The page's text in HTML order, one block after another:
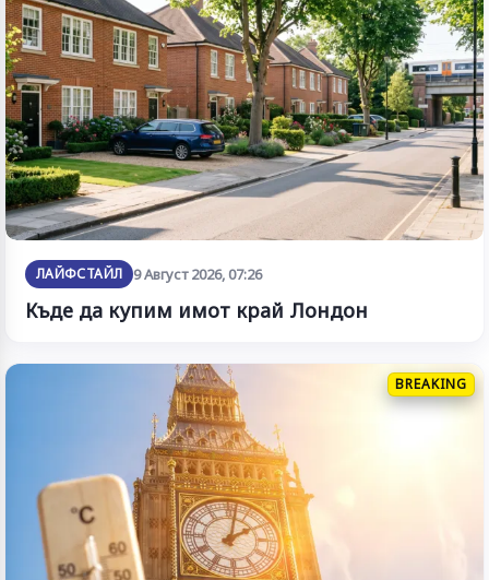
ЛАЙФСТАЙЛ 9 Август 2026, 07:26
Къде да купим имот край Лондон
BREAKING